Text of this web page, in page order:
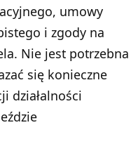
umowy
i zgody na
Nie jest potrzebna
się konieczne
działalności